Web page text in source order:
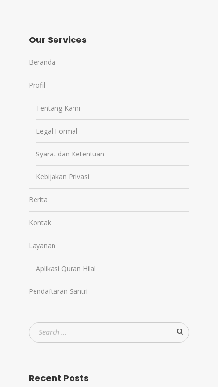
Our Services
Beranda
Profil
Tentang Kami
Legal Formal
Syarat dan Ketentuan
Kebijakan Privasi
Berita
Kontak
Layanan
Aplikasi Quran Hilal
Pendaftaran Santri
Recent Posts